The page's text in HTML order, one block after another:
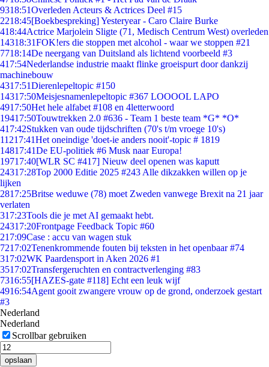
9318:51Overleden Acteurs & Actrices Deel #15
2218:45[Boekbespreking] Yesteryear - Caro Claire Burke
418:44Actrice Marjolein Sligte (71, Medisch Centrum West) overleden
14318:31FOK!ers die stoppen met alcohol - waar we stoppen #21
7718:14De neergang van Duitsland als lichtend voorbeeld #3
417:54Nederlandse industrie maakt flinke groeispurt door dankzij
machinebouw
4317:51Dierenlepeltopic #150
14317:50Meisjesnamenlepeltopic #367 LOOOOL LAPO
4917:50Het hele alfabet #108 en 4letterwoord
19417:50Touwtrekken 2.0 #636 - Team 1 beste team *G* *O*
417:42Stukken van oude tijdschriften (70's t/m vroege 10's)
11217:41Het oneindige 'doet-ie anders nooit'-topic # 1819
14817:41De EU-politiek #6 Musk naar Europa!
19717:40[WLR SC #417] Nieuw deel openen was kaputt
24317:28Top 2000 Editie 2025 #243 Alle dikzakken willen op je
lijken
2817:25Britse weduwe (78) moet Zweden vanwege Brexit na 21 jaar
verlaten
317:23Tools die je met AI gemaakt hebt.
24317:20Frontpage Feedback Topic #60
217:09Case : accu van wagen stuk
7217:02Tenenkrommende fouten bij teksten in het openbaar #74
317:02WK Paardensport in Aken 2026 #1
3517:02Transfergeruchten en contractverlenging #83
7316:55[HAZES-gate #118] Echt een leuk wijf
4916:54Agent gooit zwangere vrouw op de grond, onderzoek gestart
#3
Nederland
Nederland
Scrollbar gebruiken
opslaan